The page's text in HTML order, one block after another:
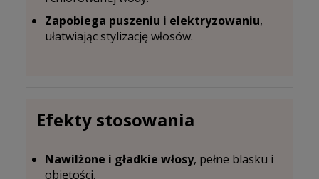
Zapobiega puszeniu i elektryzowaniu,
ułatwiając stylizację włosów.
Efekty stosowania
Nawilżone i gładkie włosy, pełne blasku i
objętości.